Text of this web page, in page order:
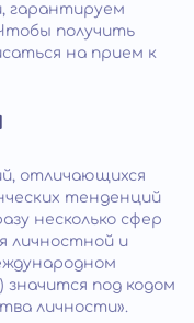
гарантируем
получить
на прием к
отличающихся
тенденций
несколько сфер
личностной и
значится под кодом
личности».